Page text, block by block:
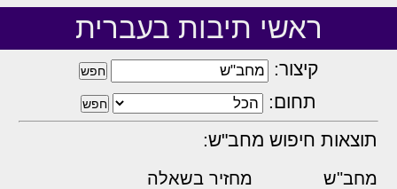
ראשי תיבות בעברית
קיצור:
תחום:
תוצאות חיפוש מחב"ש:
מחב"ש מחזיר בשאלה